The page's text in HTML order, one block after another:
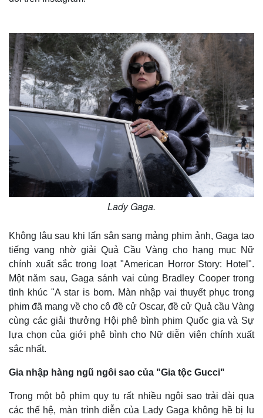
Lady Gaga.
Không lâu sau khi lấn sân sang mảng phim ảnh, Gaga tạo
tiếng vang nhờ giải Quả Cầu Vàng cho hạng mục Nữ
chính xuất sắc trong loạt "American Horror Story: Hotel".
Một năm sau, Gaga sánh vai cùng Bradley Cooper trong
tình khúc "A star is born. Màn nhập vai thuyết phục trong
phim đã mang về cho cô đề cử Oscar, đề cử Quả cầu Vàng
cùng các giải thưởng Hội phê bình phim Quốc gia và Sự
lựa chọn của giới phê bình cho Nữ diễn viên chính xuất
sắc nhất.
Gia nhập hàng ngũ ngôi sao của "Gia tộc Gucci"
Trong một bộ phim quy tụ rất nhiều ngôi sao trải dài qua
các thế hệ, màn trình diễn của Lady Gaga không hề bị lu